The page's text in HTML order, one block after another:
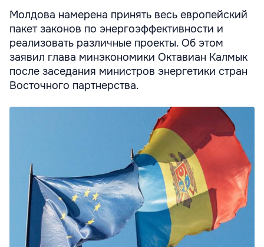
Молдова намерена принять весь европейский
пакет законов по энергоэффективности и
реализовать различные проекты. Об этом
заявил глава минэкономики Октавиан Калмык
после заседания министров энергетики стран
Восточного партнерства.